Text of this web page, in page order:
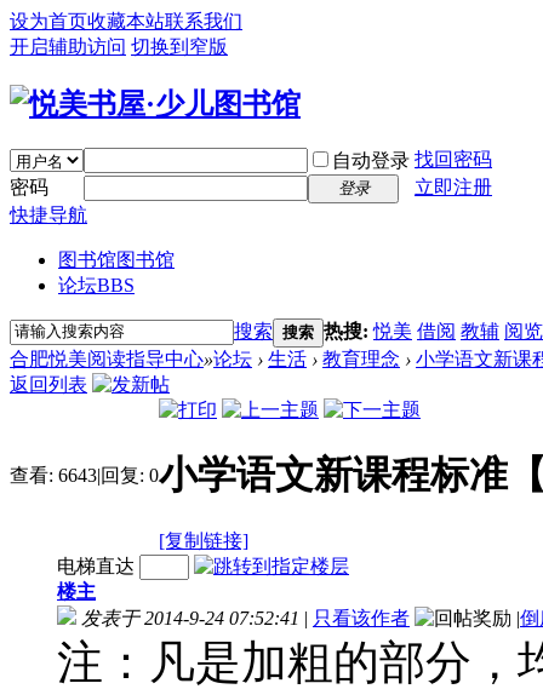
设为首页收藏本站联系我们
开启辅助访问 切换到窄版
自动登录 找回密码
密码
登录
立即注册
快捷导航
图书馆图书馆
论坛BBS
搜索 搜索 热搜:悦美 借阅 教辅 阅览
合肥悦美阅读指导中心»论坛 › 生活 › 教育理念 › 小学语文新课
返回列表
查看: 6643|回复: 0小学语文新课程标准
[复制链接]
电梯直达
楼主
发表于 2014-9-24 07:52:41 | 只看该作者 |倒
注：凡是加粗的部分，